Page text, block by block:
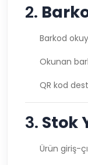
2.
Barkod
Okunan
QR kod
3. Stok
Ürün giriş-